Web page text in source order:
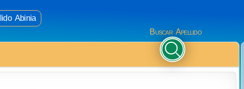
Abinia
Buscar Apellido